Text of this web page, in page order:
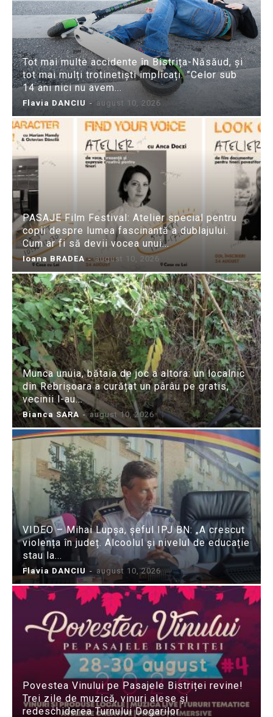
Tot mai multe accidente în Bistrița-Năsăud, și
tot mai mulți trotinetiști implicați. ”Celor sub
14 ani nici nu avem...
Flavia DANCIU - august 10, 2026
PASAJE Film Festival: Atelier special pentru
copii despre lumea fascinantă a dublajului.
Cum ar fi să devii vocea unui...
Ioana BRADEA - august 10, 2026
Munca unuia, bătaia de joc a altora: un localnic
din Rebrișoara a curățat un pârâu pe gratis,
vecinii l-au...
Bianca SARA - august 10, 2026
VIDEO – Mihai Lupșa, șeful IPJ BN: „A crescut
violența în județ. Alcoolul și nivelul de educație
stau la...
Flavia DANCIU - august 10, 2026
Povestea Vinului pe Pasajele Bistriței revine!
Trei zile de muzică, vinuri alese și
redeschiderea Turnului Dogarilor